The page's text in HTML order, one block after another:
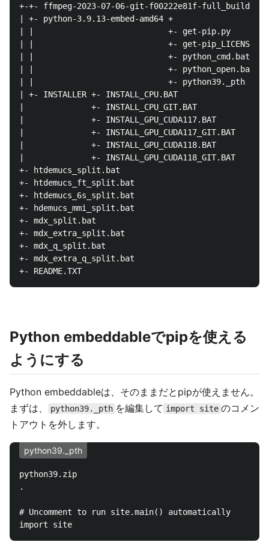
+-+- ffmpeg-2023-07-06-git-f00222e81f-full_build
| +- python-3.9.13-embed-amd64 +
| |                            +- get-pip.py      →(ダウン
| |                            +- get-pip_LICENSE.txt
| |                            +- python_cmd.bat  →(Python
| |                            +- python_open.bat →(Python
| |                            +- python39._pth   →(編集：
| +- INSTALLER +- INSTALL_CPU.BAT                 →(イ
|              +- INSTALL_CPU_GIT.BAT
|              +- INSTALL_GPU_CUDA117.BAT
|              +- INSTALL_GPU_CUDA117_GIT.BAT
|              +- INSTALL_GPU_CUDA118.BAT
|              +- INSTALL_GPU_CUDA118_GIT.BAT
+- htdemucs_split.bat                             →(実行用
+- htdemucs_ft_split.bat
+- htdemucs_6s_split.bat
+- hdemucs_mmi_split.bat
+- mdx_split.bat
+- mdx_extra_split.bat
+- mdx_q_split.bat
+- mdx_extra_q_split.bat
Python embeddableでpipを使える
ようにする
Python embeddableは、そのままだとpipが使えません。
まずは、
python39._pth を編集して import site のコメン
トアウトを外します。
python39._pth
python39.zip
.
# Uncomment to run site.main() automatically